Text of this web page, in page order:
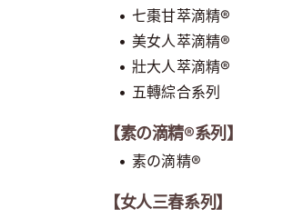
• 七棗甘萃滴精®
• 美女人萃滴精®
• 壯大人萃滴精®
• 五轉綜合系列
【素の滴精®系列】
• 素の滴精®
【女人三春系列】